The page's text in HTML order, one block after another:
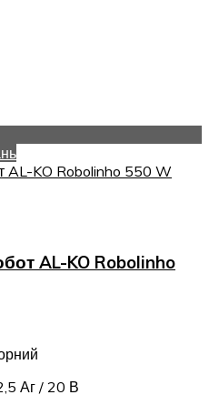
AL-KO Robolinho
Аг / 20 В